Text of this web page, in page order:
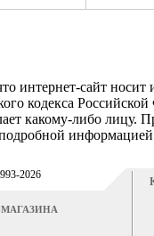
интернет-сайт
кодекса
какому-либо лицу.
2026